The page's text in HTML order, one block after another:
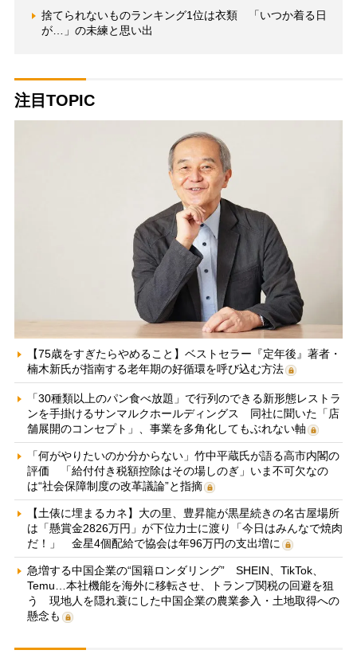
捨てられないものランキング1位は衣類 「いつか着る日
が…」の未練と思い出
注目TOPIC
【75歳をすぎたらやめること】ベストセラー『定年後』著者・
楠木新氏が指南する老年期の好循環を呼び込む方法
「30種類以上のパン食べ放題」で行列のできる新形態レストラ
ンを手掛けるサンマルクホールディングス 同社に聞いた「店
舗展開のコンセプト」、事業を多角化してもぶれない軸
「何がやりたいのか分からない」竹中平蔵氏が語る高市内閣の
評価 「給付付き税額控除はその場しのぎ」いま不可欠なの
は“社会保障制度の改革議論”と指摘
【土俵に埋まるカネ】大の里、豊昇龍が黒星続きの名古屋場所
は「懸賞金2826万円」が下位力士に渡り「今日はみんなで焼肉
だ！」 金星4個配給で協会は年96万円の支出増に
急増する中国企業の“国籍ロンダリング” SHEIN、TikTok、
Temu…本社機能を海外に移転させ、トランプ関税の回避を狙
う 現地人を隠れ蓑にした中国企業の農業参入・土地取得への
懸念も